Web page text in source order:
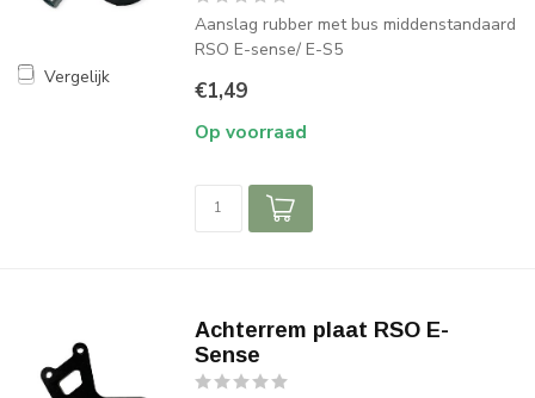
Vergelijk
Aanslag rubber met bus middenstandaard
RSO E-sense/ E-S5
€1,49
Op voorraad
Achterrem plaat RSO E-
Sense